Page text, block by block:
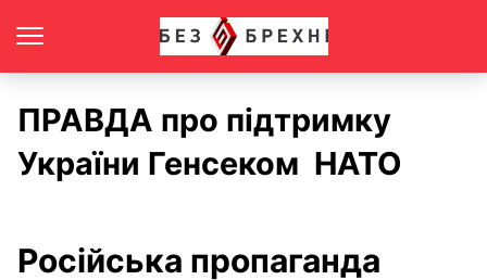
ПРАВДА про підтримку
України Генсеком НАТО
Російська пропаганда